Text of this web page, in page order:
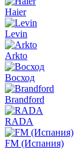
Haier
Levin
Arkto
Восход
Brandford
RADA
FM (Испания)